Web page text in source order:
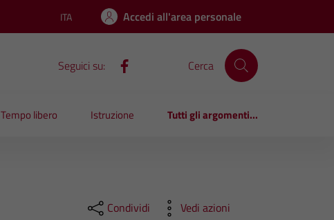
Lingua attiva:
ITA Accedi all'area personale
Seguici su: Cerca
Tempo libero Istruzione Tutti gli argomenti...
Condividi Vedi azioni